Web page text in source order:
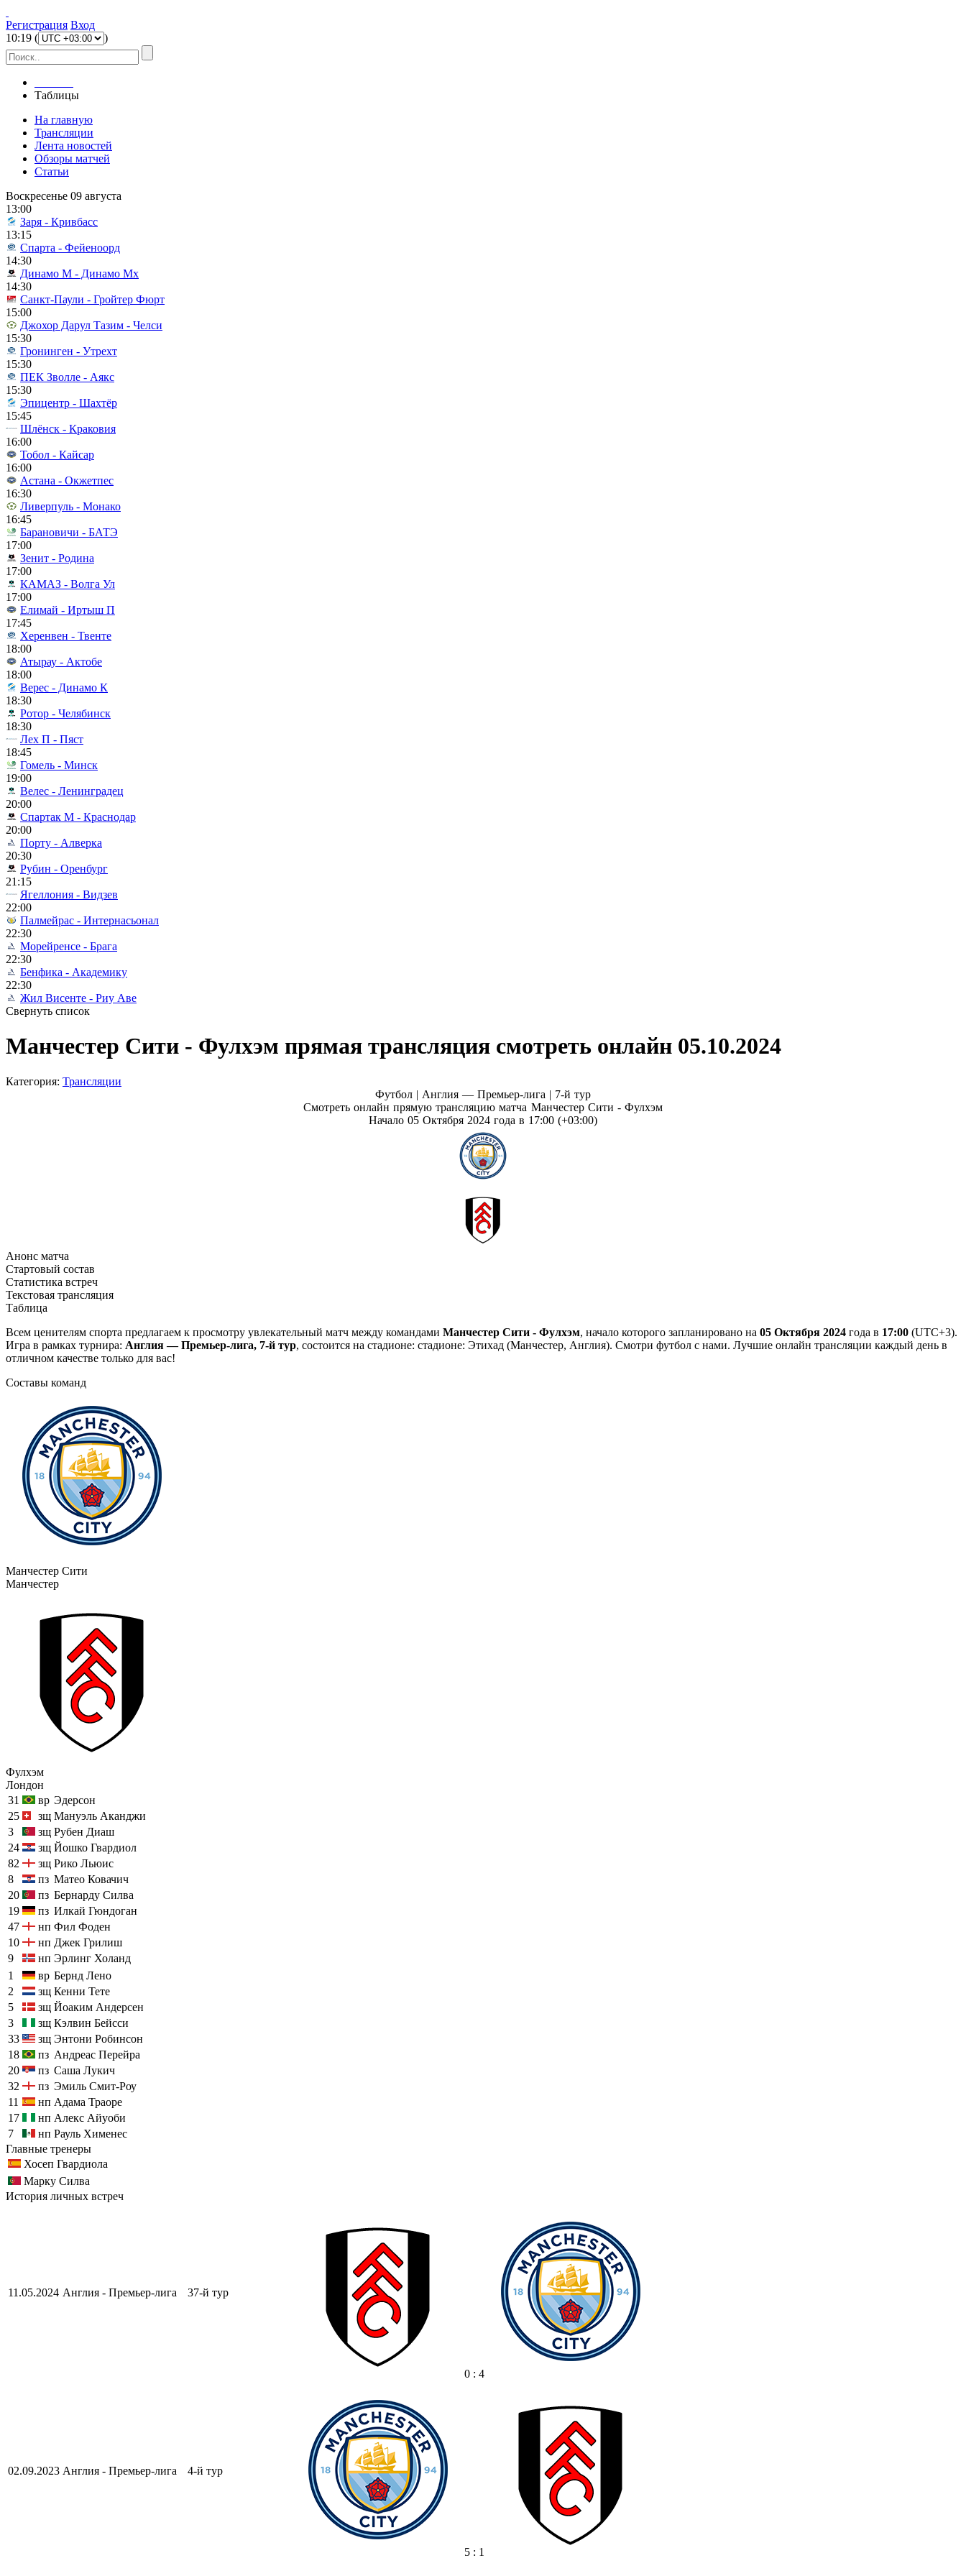
Регистрация Вход
10:19 ( )
Таблицы
На главную
Трансляции
Лента новостей
Обзоры матчей
Статьи
Воскресенье 09 августа
13:00
Заря - Кривбасс
13:15
Спарта - Фейеноорд
14:30
Динамо М - Динамо Мх
14:30
Санкт-Паули - Гройтер Фюрт
15:00
Джохор Дарул Тазим - Челси
15:30
Гронинген - Утрехт
15:30
ПЕК Зволле - Аякс
15:30
Эпицентр - Шахтёр
15:45
Шлёнск - Краковия
16:00
Тобол - Кайсар
16:00
Астана - Окжетпес
16:30
Ливерпуль - Монако
16:45
Барановичи - БАТЭ
17:00
Зенит - Родина
17:00
КАМАЗ - Волга Ул
17:00
Елимай - Иртыш П
17:45
Херенвен - Твенте
18:00
Атырау - Актобе
18:00
Верес - Динамо К
18:30
Ротор - Челябинск
18:30
Лех П - Пяст
18:45
Гомель - Минск
19:00
Велес - Ленинградец
20:00
Спартак М - Краснодар
20:00
Порту - Алверка
20:30
Рубин - Оренбург
21:15
Ягеллония - Видзев
22:00
Палмейрас - Интернасьонал
22:30
Морейренсе - Брага
22:30
Бенфика - Академику
22:30
Жил Висенте - Риу Аве
Свернуть список
Манчестер Сити - Фулхэм прямая трансляция смотреть онлайн 05.10.2024
Категория: Трансляции
Футбол | Англия — Премьер-лига | 7-й тур
Смотреть онлайн прямую трансляцию матча Манчестер Сити - Фулхэм
Начало 05 Октября 2024 года в 17:00 (+03:00)
Анонс матча
Стартовый состав
Статистика встреч
Текстовая трансляция
Таблица
Всем ценителям спорта предлагаем к просмотру увлекательный матч между командами Манчестер Сити - Фулхэм, начало которого запланировано на 05 Октября 2024 года в 17:00 (UTC+3).
Игра в рамках турнира: Англия — Премьер-лига, 7-й тур, состоится на стадионе: стадионе: Этихад (Манчестер, Англия). Смотри футбол с нами. Лучшие онлайн трансляции каждый день в
отличном качестве только для вас!
Составы команд
Манчестер Сити
Манчестер
Фулхэм
Лондон
31
вр Эдерсон
25
зщ Мануэль Аканджи
3
зщ Рубен Диаш
24
зщ Йошко Гвардиол
82
зщ Рико Льюис
8
пз Матео Ковачич
20
пз Бернарду Силва
19
пз Илкай Гюндоган
47
нп Фил Фоден
10
нп Джек Грилиш
9
нп Эрлинг Холанд
1
вр Бернд Лено
2
зщ Кенни Тете
5
зщ Йоаким Андерсен
3
зщ Кэлвин Бейсси
33
зщ Энтони Робинсон
18
пз Андреас Перейра
20
пз Саша Лукич
32
пз Эмиль Смит-Роу
11
нп Адама Траоре
17
нп Алекс Айуоби
7
нп Рауль Хименес
Главные тренеры
Хосеп Гвардиола
Марку Силва
История личных встреч
11.05.2024 Англия - Премьер-лига 37-й тур
0 : 4
02.09.2023 Англия - Премьер-лига 4-й тур
5 : 1